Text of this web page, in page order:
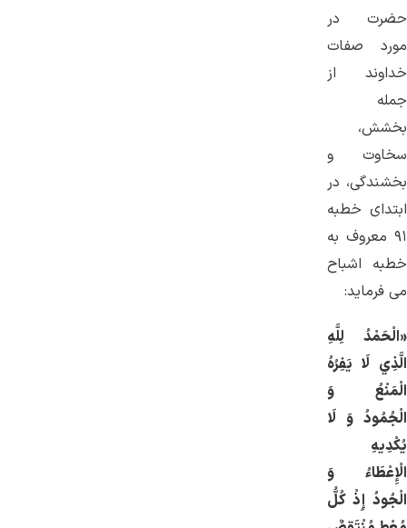
حضرت در
مورد صفات
خداوند از
جمله
بخشش،
سخاوت و
بخشندگی، در
ابتدای خطبه
۹۱ معروف به
خطبه اشباح
می فرماید:
«الْحَمْدُ لِلَّهِ
الَّذِي لَا يَفِرُهُ
الْمَنْعُ وَ
الْجُمُودُ وَ لَا
يُكْدِيهِ
الْإِعْطَاءُ وَ
الْجُودُ إِذْ كُلُّ